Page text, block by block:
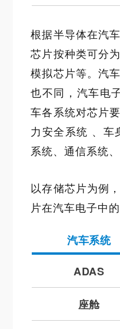
根据半导体在汽
芯片按种类可分
模拟芯片等。汽
也不同，汽车电
车各系统对芯片
力安全系统 、车
系统、通信系统、
以存储芯片为例
片在汽车电子中
汽车系统
ADAS
座舱